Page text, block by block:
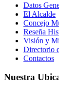
Datos
El Alcalde
Concejo
Reseña
Visión y
Directorio
Contactos
Nuestra